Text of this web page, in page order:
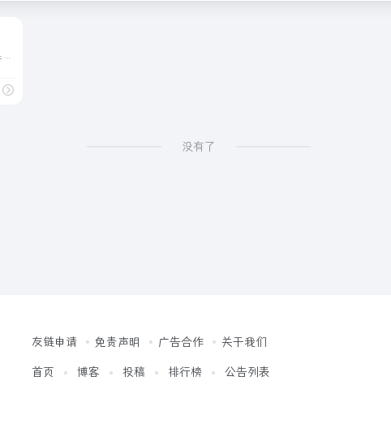
允梦网络为大家提供绿色软件、单机游戏、游戏源码、软件源码、技术教程、网站模板、梦铎主题、子比主题美化插件等等网络资源分享,提供技术攻略教程、App软件游戏资源下载,,一切尽在www.mengdo.cn!
没有了
友链申请 免责声明 广告合作 关于我们
首页 博客 投稿 排行榜 公告列表